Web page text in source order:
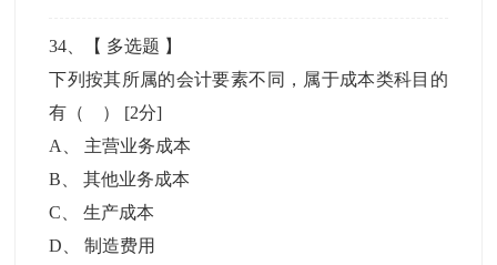
34 、【 多选题 】
下列按其所属的会计要素不同，属于成本类科目的
有（ ） [2分]
A
主营业务成本
B 、其他业务成本
C 、生产成本
D 、制造费用